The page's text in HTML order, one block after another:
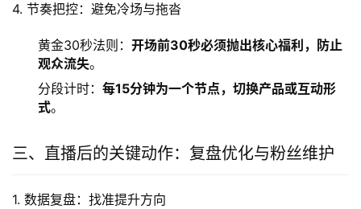
4. 节奏把控：避免冷场与拖沓
黄金30秒法则： 开场前30秒必须抛出核心福利，防止
观众流失。
分段计时： 每15分钟为一个节点，切换产品或互动形
式。
三、直播后的关键动作：复盘优化与粉丝维护
1. 数据复盘：找准提升方向